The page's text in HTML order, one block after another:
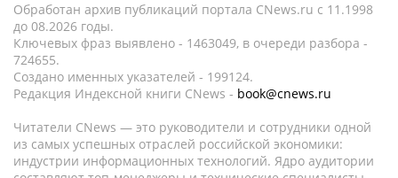
Обработан архив публикаций портала CNews.ru c 11.1998
до 08.2026 годы.
Ключевых фраз выявлено - 1463049, в очереди разбора -
724655.
Создано именных указателей - 199124.
Редакция Индексной книги CNews - book@cnews.ru
Читатели CNews — это руководители и сотрудники одной
из самых успешных отраслей российской экономики:
индустрии информационных технологий. Ядро аудитории